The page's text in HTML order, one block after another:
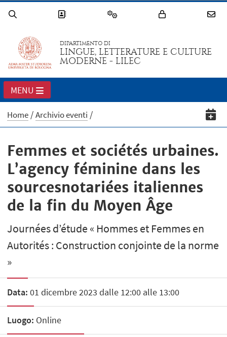
DIPARTIMENTO DI
LINGUE, LETTERATURE E CULTURE
MODERNE - LILEC
MENU
Home Archivio eventi
Femmes et sociétés urbaines.
L’agency féminine dans les
sourcesnotariées italiennes
de la fin du Moyen Âge
Journées d’étude « Hommes et Femmes en
Autorités : Construction conjointe de la norme
»
Data: 01 dicembre 2023 dalle 12:00 alle 13:00
Luogo: Online